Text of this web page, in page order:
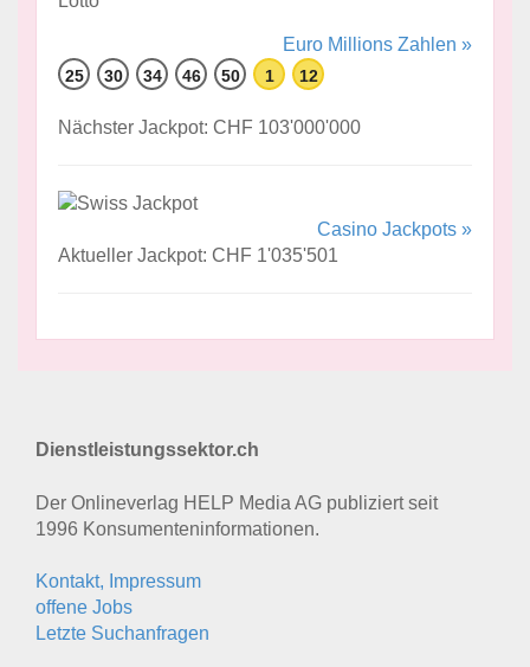
Euro Millions Zahlen »
25 30 34 46 50 1 12
Nächster Jackpot: CHF 103'000'000
Casino Jackpots »
Aktueller Jackpot: CHF 1'035'501
Dienstleistungssektor.ch
Der Onlineverlag HELP Media AG publiziert seit
1996 Konsumenten­informationen.
Kontakt, Impressum
offene Jobs
Letzte Suchanfragen